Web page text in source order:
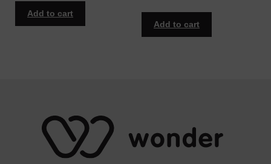
Add to cart
Add to cart